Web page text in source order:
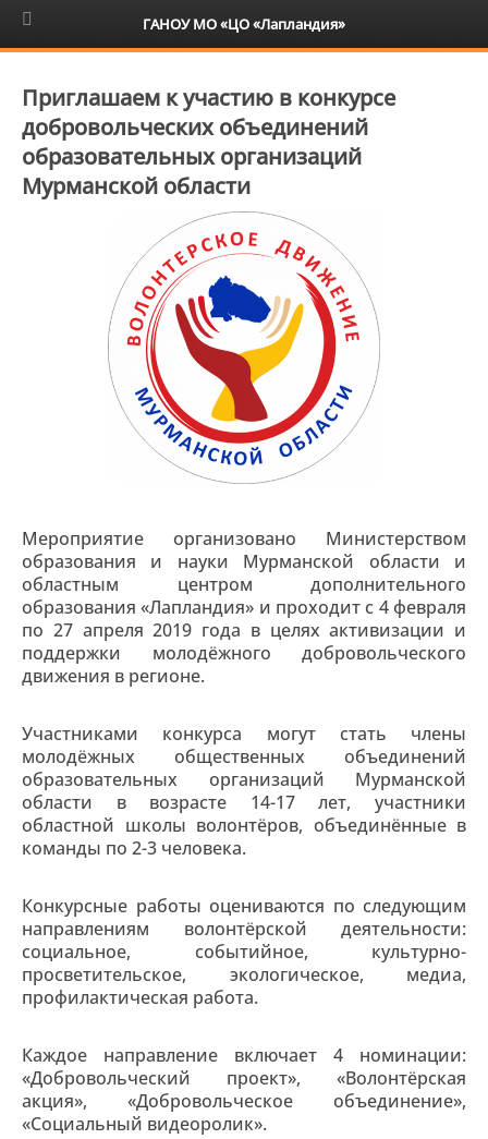
6+
Приглашаем к участию в конкурсе
добровольческих объединений
образовательных организаций
Мурманской области
Мероприятие организовано Министерством
образования и науки Мурманской области и
областным центром дополнительного
образования «Лапландия» и проходит с 4 февраля
по 27 апреля 2019 года в целях активизации и
поддержки молодёжного добровольческого
движения в регионе.
Участниками конкурса могут стать члены
молодёжных общественных объединений
образовательных организаций Мурманской
области в возрасте 14-17 лет, участники
областной школы волонтёров, объединённые в
команды по 2-3 человека.
Конкурсные работы оцениваются по следующим
направлениям волонтёрской деятельности:
социальное, событийное, культурно-
просветительское, экологическое, медиа,
профилактическая работа.
Каждое направление включает 4 номинации:
«Добровольческий проект», «Волонтёрская
акция», «Добровольческое объединение»,
«Социальный видеоролик».
ГАНОУ МО «ЦО «Лапландия»